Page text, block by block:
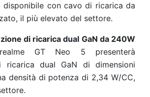
disponibile con cavo di ricarica da
il più elevato del settore.
di ricarica dual GaN da 240W
GT Neo 5 presenterà
ricarica dual GaN di dimensioni
densità di potenza di 2,34 W/CC,